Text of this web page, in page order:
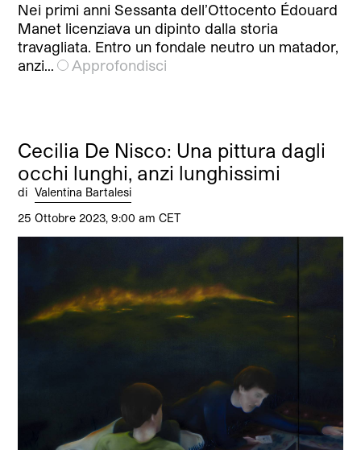
Nei primi anni Sessanta dell’Ottocento Édouard
Manet licenziava un dipinto dalla storia
travagliata. Entro un fondale neutro un matador,
anzi…
Approfondisci
Cecilia De Nisco: Una pittura dagli
occhi lunghi, anzi lunghissimi
di Valentina Bartalesi
25 Ottobre 2023, 9:00 am CET